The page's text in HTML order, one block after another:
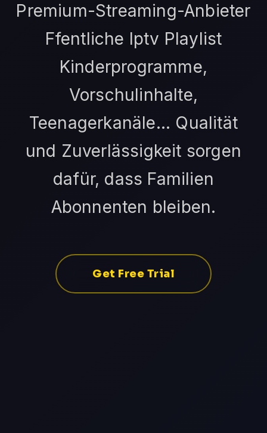
Premium-Streaming-Anbieter
Ffentliche Iptv Playlist
Kinderprogramme,
Vorschulinhalte,
Teenagerkanäle... Qualität
und Zuverlässigkeit sorgen
dafür, dass Familien
Abonnenten bleiben.
Get Free Trial